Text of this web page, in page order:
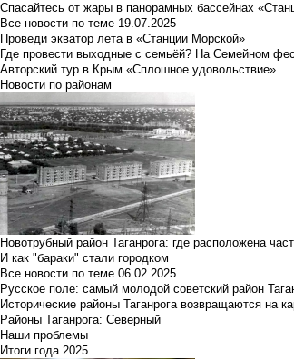
Спасайтесь от жары в панорамных бассейнах
Все новости по теме 19.07.2025
Проведи экватор лета в «Станции Морской»
Где провести выходные с семьёй? На Семейном
Авторский тур в Крым «Сплошное удовольствие»
Новости по районам
Новотрубный район Таганрога: где расположена
И как "бараки" стали городком
Все новости по теме 06.02.2025
Русское поле: самый молодой советский район
Исторические районы Таганрога возвращаются на
Районы Таганрога: Северный
Наши проблемы
Итоги года 2025